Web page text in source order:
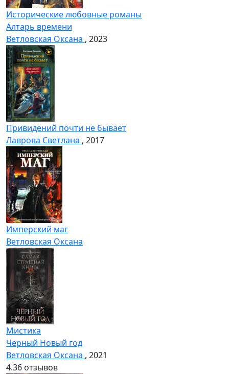
Исторические любовные романы
Алтарь времени
Ветловская Оксана , 2023
Привидений почти не бывает
Лаврова Светлана , 2017
Имперский маг
Ветловская Оксана
Мистика
Черный Новый год
Ветловская Оксана , 2021
4.36 отзывов